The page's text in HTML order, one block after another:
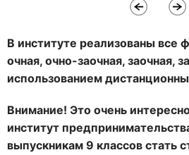
В институте реализованы все
очная, очно-заочная, заочная,
использованием
Внимание! Это очень
институт
выпускникам 9 классов стать